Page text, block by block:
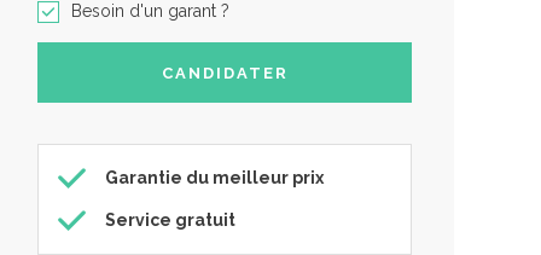
Besoin d'un garant ?
Garantie du meilleur prix
Service gratuit